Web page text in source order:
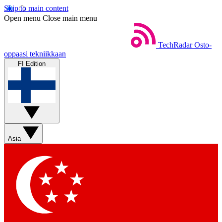
Skip to main content
Open menu Close main menu
TechRadar Osto-
oppaasi tekniikkaan
FI Edition
Asia